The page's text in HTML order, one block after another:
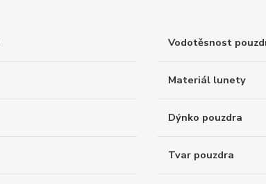
Vodotěsnost
Materiál lunety
Dýnko pouzdra
Tvar pouzdra